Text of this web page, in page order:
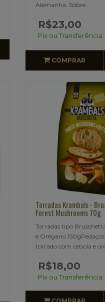
Alemanha. Sobre..
R$23,00
Pix ou Transferência:
COMPRAR
Torradas Krambals -
Forest Mushrooms 70g
Torradas tipo
e Orégano
torrado com cebola e
R$18,00
Pix ou Transferência: